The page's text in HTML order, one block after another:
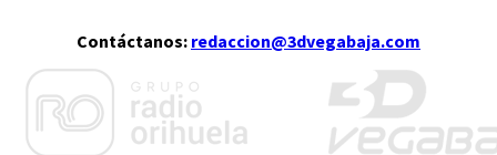
Contáctanos: redaccion@3dvegabaja.com